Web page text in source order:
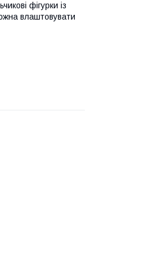
фігурки із
влаштовувати